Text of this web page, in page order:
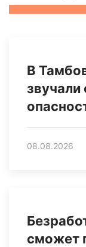
В
звучали
08.08.2026
сможет